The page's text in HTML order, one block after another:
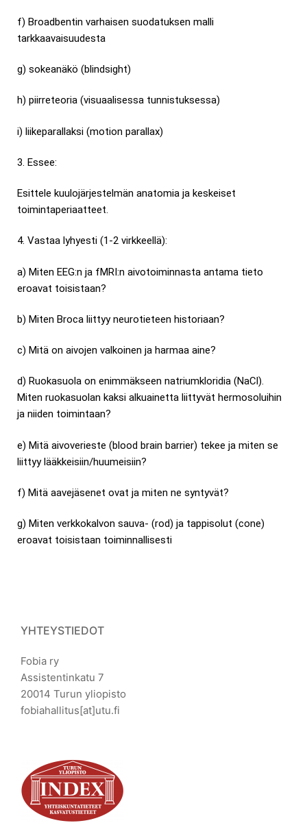
f) Broadbentin varhaisen suodatuksen malli
tarkkaavaisuudesta
g) sokeanäkö (blindsight)
h) piirreteoria (visuaalisessa tunnistuksessa)
i) liikeparallaksi (motion parallax)
3. Essee:
Esittele kuulojärjestelmän anatomia ja keskeiset
toimintaperiaatteet.
4. Vastaa lyhyesti (1-2 virkkeellä):
a) Miten EEG:n ja fMRI:n aivotoiminnasta antama tieto
eroavat toisistaan?
b) Miten Broca liittyy neurotieteen historiaan?
c) Mitä on aivojen valkoinen ja harmaa aine?
d) Ruokasuola on enimmäkseen natriumkloridia (NaCl).
Miten ruokasuolan kaksi alkuainetta liittyvät hermosoluihin
ja niiden toimintaan?
e) Mitä aivoverieste (blood brain barrier) tekee ja miten se
liittyy lääkkeisiin/huumeisiin?
f) Mitä aavejäsenet ovat ja miten ne syntyvät?
g) Miten verkkokalvon sauva- (rod) ja tappisolut (cone)
eroavat toisistaan toiminnallisesti
YHTEYSTIEDOT
Fobia ry
Assistentinkatu 7
20014 Turun yliopisto
fobiahallitus[at]utu.fi